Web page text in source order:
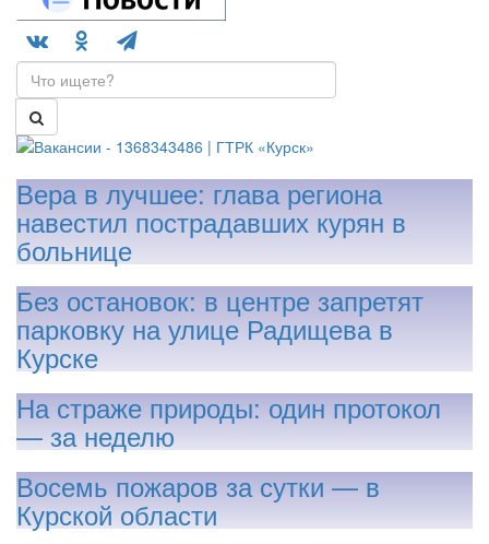
Вера в лучшее: глава региона
навестил пострадавших курян в
больнице
Без остановок: в центре запретят
парковку на улице Радищева в
Курске
На страже природы: один протокол
— за неделю
Восемь пожаров за сутки — в
Курской области